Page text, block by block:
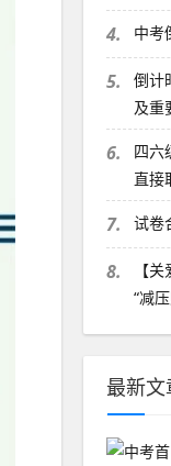
4. 中考
5.
倒计
及重
6.
四六
直接
7. 试卷
8.
【
“减
最新文